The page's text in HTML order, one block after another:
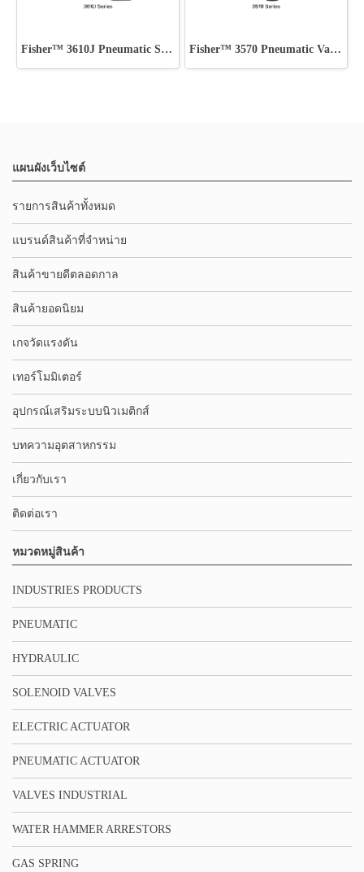
Fisher™ 3610J Pneumatic Single-Acting Positioner Fisher™ 3570 Pneumatic Valve Positioner
แผนผังเว็บไซต์
รายการสินค้าทั้งหมด
แบรนด์สินค้าที่จำหน่าย
สินค้าขายดีตลอดกาล
สินค้ายอดนิยม
เกจวัดแรงดัน
เทอร์โมมิเตอร์
อุปกรณ์เสริมระบบนิวเมติกส์
บทความอุตสาหกรรม
เกี่ยวกับเรา
ติดต่อเรา
หมวดหมู่สินค้า
INDUSTRIES PRODUCTS
PNEUMATIC
HYDRAULIC
SOLENOID VALVES
ELECTRIC ACTUATOR
PNEUMATIC ACTUATOR
VALVES INDUSTRIAL
WATER HAMMER ARRESTORS
GAS SPRING